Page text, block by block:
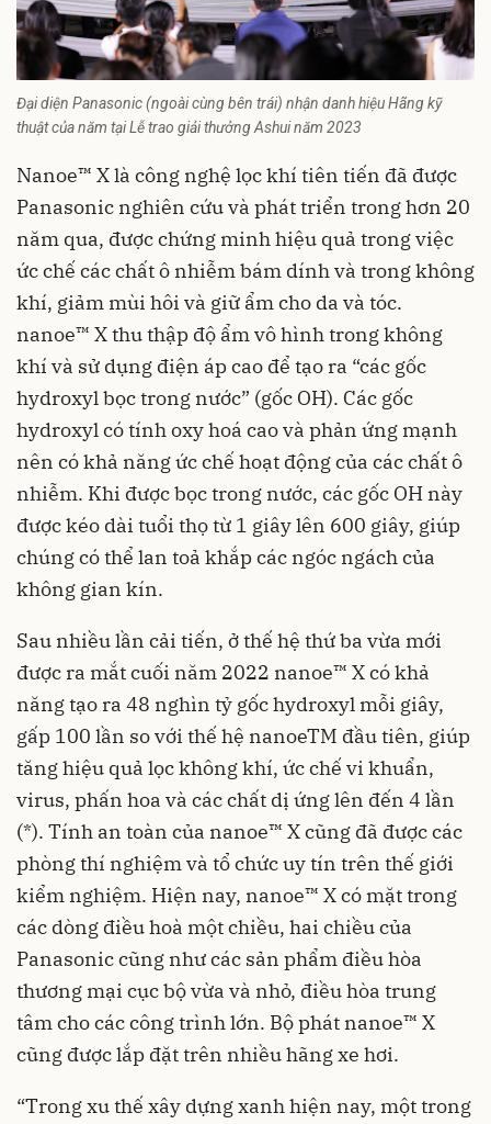
Đại diện Panasonic (ngoài cùng bên trái) nhận danh hiệu Hãng kỹ
thuật của năm tại Lễ trao giải thưởng Ashui năm 2023
Nanoe™ X là công nghệ lọc khí tiên tiến đã được
Panasonic nghiên cứu và phát triển trong hơn 20
năm qua, được chứng minh hiệu quả trong việc
ức chế các chất ô nhiễm bám dính và trong không
khí, giảm mùi hôi và giữ ẩm cho da và tóc.
nanoe™ X thu thập độ ẩm vô hình trong không
khí và sử dụng điện áp cao để tạo ra “các gốc
hydroxyl bọc trong nước” (gốc OH). Các gốc
hydroxyl có tính oxy hoá cao và phản ứng mạnh
nên có khả năng ức chế hoạt động của các chất ô
nhiễm. Khi được bọc trong nước, các gốc OH này
được kéo dài tuổi thọ từ 1 giây lên 600 giây, giúp
chúng có thể lan toả khắp các ngóc ngách của
không gian kín.
Sau nhiều lần cải tiến, ở thế hệ thứ ba vừa mới
được ra mắt cuối năm 2022 nanoe™ X có khả
năng tạo ra 48 nghìn tỷ gốc hydroxyl mỗi giây,
gấp 100 lần so với thế hệ nanoeTM đầu tiên, giúp
tăng hiệu quả lọc không khí, ức chế vi khuẩn,
virus, phấn hoa và các chất dị ứng lên đến 4 lần
(*). Tính an toàn của nanoe™ X cũng đã được các
phòng thí nghiệm và tổ chức uy tín trên thế giới
kiểm nghiệm. Hiện nay, nanoe™ X có mặt trong
các dòng điều hoà một chiều, hai chiều của
Panasonic cũng như các sản phẩm điều hòa
thương mại cục bộ vừa và nhỏ, điều hòa trung
tâm cho các công trình lớn. Bộ phát nanoe™ X
cũng được lắp đặt trên nhiều hãng xe hơi.
“Trong xu thế xây dựng xanh hiện nay, một trong